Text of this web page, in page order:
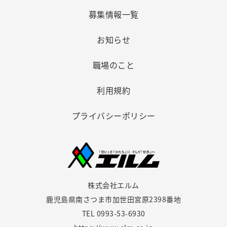
募集情報一覧
お知らせ
職場のこと
利用規約
プライバシーポリシー
株式会社エルム
鹿児島県南さつま市加世田宮原2398番地
TEL 0993-53-6930